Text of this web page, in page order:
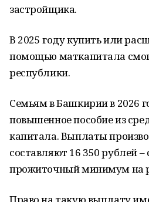
застройщика.
В 2025 году купить или
помощью маткапитала
республики.
Семьям в Башкирии в 2026
повышенное пособие из
капитала. Выплаты
составляют 16 350 рублей –
прожиточный минимум на